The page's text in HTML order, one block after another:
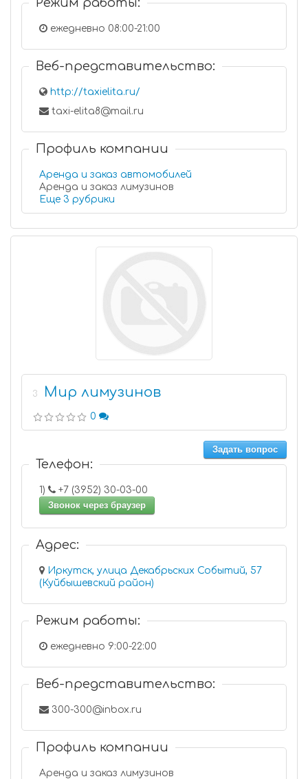
Режим работы:
ежедневно 08:00-21:00
Веб-представительство:
http://taxielita.ru/
taxi-elita8@mail.ru
Профиль компании
Аренда и заказ автомобилей
Аренда и заказ лимузинов
Еще 3 рубрики
3 Мир лимузинов
0
Задать вопрос
Телефон:
1)
+7 (3952) 30-03-00
Звонок через браузер
Адрес:
Иркутск, улица Декабрьских Событий, 57
(Куйбышевский район)
Режим работы:
ежедневно 9:00-22:00
Веб-представительство:
300-300@inbox.ru
Профиль компании
Аренда и заказ лимузинов